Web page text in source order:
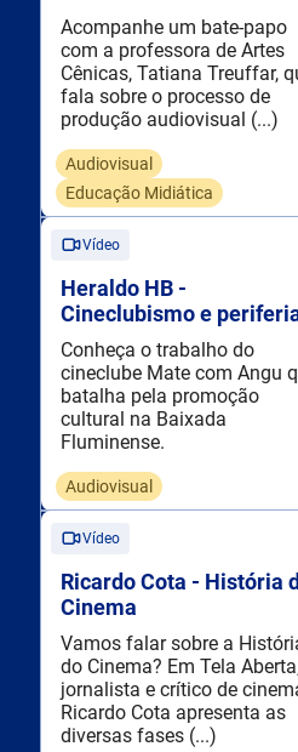
Acompanhe um bate-papo
com a professora de Artes
Cênicas, Tatiana Treuffar,
fala sobre o processo de
produção audiovisual (...)
Audiovisual
Educação Midiática
Vídeo
Heraldo HB -
Cineclubismo e
Conheça o trabalho do
cineclube Mate com Angu
batalha pela promoção
cultural na Baixada
Fluminense.
Audiovisual
Vídeo
Ricardo Cota - História
Cinema
Vamos falar sobre a
do Cinema? Em Tela
jornalista e crítico de
Ricardo Cota apresenta as
diversas fases (...)